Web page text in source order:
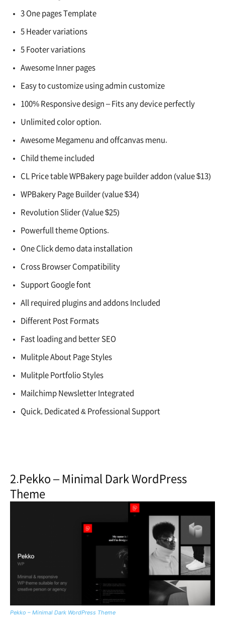
3 One pages Template
5 Header variations
5 Footer variations
Awesome Inner pages
Easy to customize using admin customize
100% Responsive design – Fits any device perfectly
Unlimited color option.
Awesome Megamenu and offcanvas menu.
Child theme included
CL Price table WPBakery page builder addon (value $13)
WPBakery Page Builder (value $34)
Revolution Slider (Value $25)
Powerfull theme Options.
One Click demo data installation
Cross Browser Compatibility
Support Google font
All required plugins and addons Included
Different Post Formats
Fast loading and better SEO
Mulitple About Page Styles
Mulitple Portfolio Styles
Mailchimp Newsletter Integrated
Quick, Dedicated & Professional Support
2. Pekko – Minimal Dark WordPress
Theme
Pekko – Minimal Dark WordPress Theme